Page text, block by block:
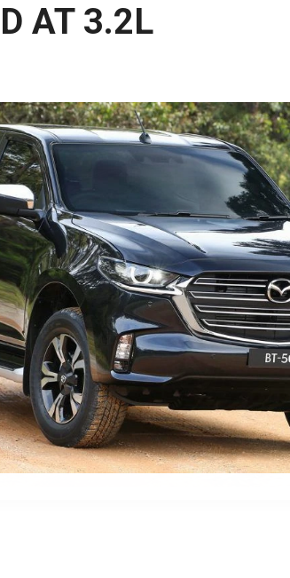
AT 3.2L